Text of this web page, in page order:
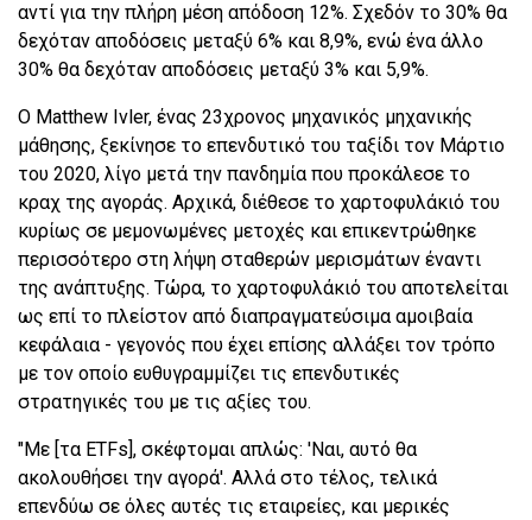
αντί για την πλήρη μέση απόδοση 12%. Σχεδόν το 30% θα
δεχόταν αποδόσεις μεταξύ 6% και 8,9%, ενώ ένα άλλο
30% θα δεχόταν αποδόσεις μεταξύ 3% και 5,9%.
Ο Matthew Ivler, ένας 23χρονος μηχανικός μηχανικής
μάθησης, ξεκίνησε το επενδυτικό του ταξίδι τον Μάρτιο
του 2020, λίγο μετά την πανδημία που προκάλεσε το
κραχ της αγοράς. Αρχικά, διέθεσε το χαρτοφυλάκιό του
κυρίως σε μεμονωμένες μετοχές και επικεντρώθηκε
περισσότερο στη λήψη σταθερών μερισμάτων έναντι
της ανάπτυξης. Τώρα, το χαρτοφυλάκιό του αποτελείται
ως επί το πλείστον από διαπραγματεύσιμα αμοιβαία
κεφάλαια - γεγονός που έχει επίσης αλλάξει τον τρόπο
με τον οποίο ευθυγραμμίζει τις επενδυτικές
στρατηγικές του με τις αξίες του.
"Με [τα ETFs], σκέφτομαι απλώς: 'Ναι, αυτό θα
ακολουθήσει την αγορά'. Αλλά στο τέλος, τελικά
επενδύω σε όλες αυτές τις εταιρείες, και μερικές